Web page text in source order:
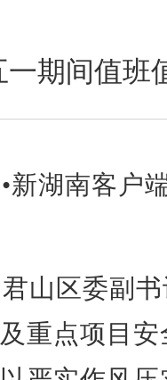
一期间值班
新湖南客户
山区委副
重点项目